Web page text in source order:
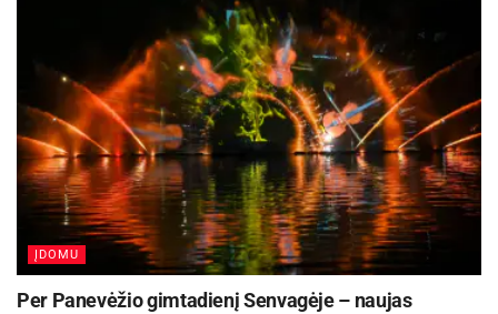
ĮDOMU
Per Panevėžio gimtadienį Senvagėje – naujas